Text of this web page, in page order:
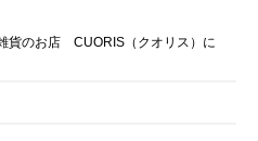
貨のお店 CUORIS（クオリス）に